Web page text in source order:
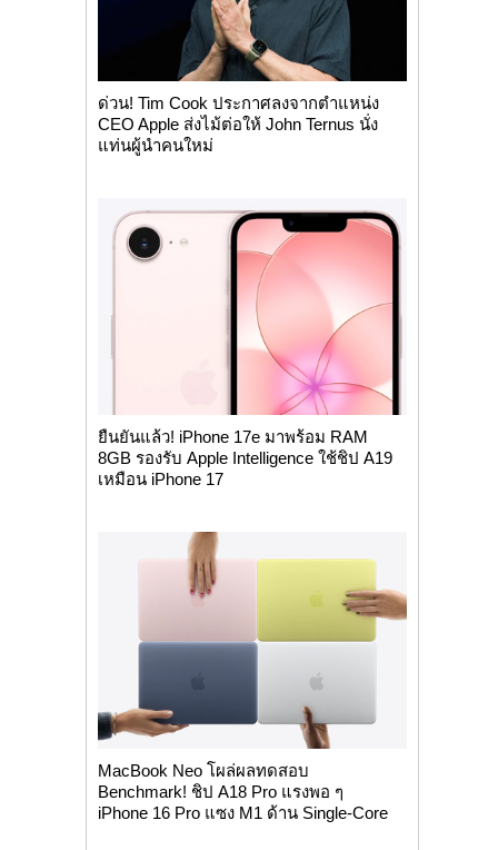
ด่วน! Tim Cook ประกาศลงจากตำแหน่ง
CEO Apple ส่งไม้ต่อให้ John Ternus นั่ง
แท่นผู้นำคนใหม่
ยืนยันแล้ว! iPhone 17e มาพร้อม RAM
8GB รองรับ Apple Intelligence ใช้ชิป A19
เหมือน iPhone 17
MacBook Neo โผล่ผลทดสอบ
Benchmark! ชิป A18 Pro แรงพอ ๆ
iPhone 16 Pro แซง M1 ด้าน Single-Core